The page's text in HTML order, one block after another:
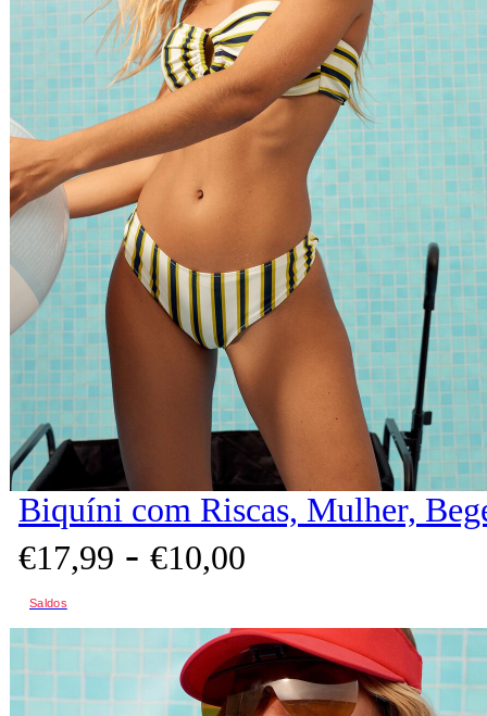
Biquíni com Riscas, Mulher,
€17,99 - €10,00
Saldos